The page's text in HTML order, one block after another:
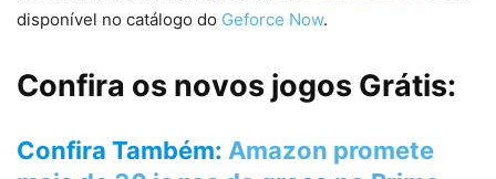
disponível no catálogo do Geforce Now.
Confira os novos jogos Grátis:
Confira Também: Amazon promete